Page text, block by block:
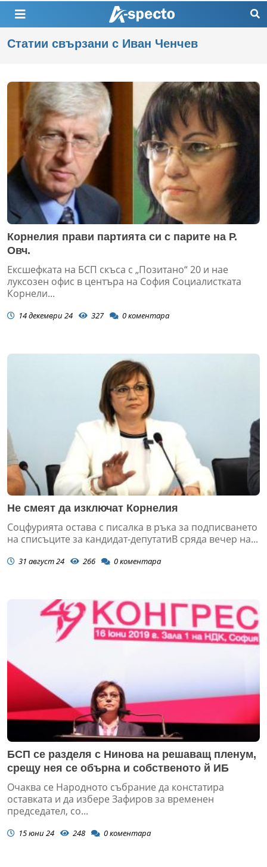
Статии свързани с Иван Ченчев
Корнелия прави партията си с парите на Р.
Овч.
Ексшефката на БСП скъса с „Позитано“ 20 и нае
луксозен офис в центъра на София Социалистката
Корнели...
14 декември 24 327 0коментара
Не смеят да изключат Корнелия
Соцфурията остава с писалка в ръка за подписването
на списъците за кандидат-депутатиВ сряда вечер на...
31 август 24 266 0коментара
БСП се разделя с Нинова на решаващ пленум,
срещу нея се обърна и собственото й ИБ
Очаква се Народното събрание да констатира
оставката и да избере Зафиров за временен
председател, со...
15 юни 24 248 0коментара